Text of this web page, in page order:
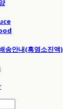
송안내(흑염소진액)